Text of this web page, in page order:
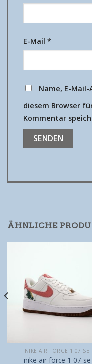
E-Mail *
Name, E-
diesem Browser
Kommentar
ÄHNLICHE
NIKE AIR FORCE 1 07 SE
nike air force 1 07 se